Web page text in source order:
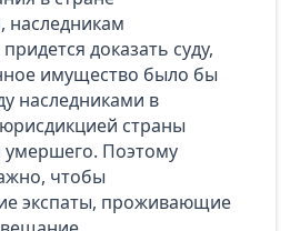
наследникам
доказать суду,
имущество было бы
наследниками в
страны
Поэтому
чтобы
экспаты, проживающие